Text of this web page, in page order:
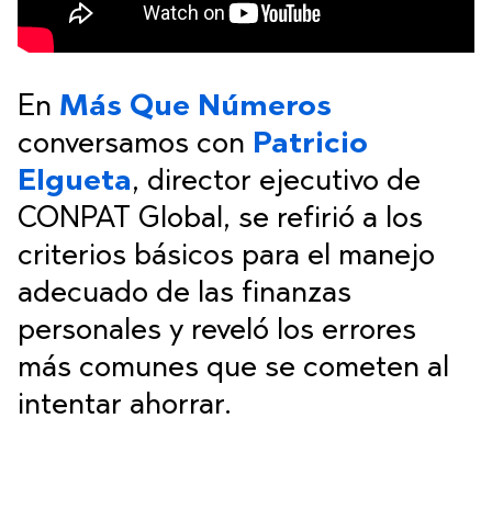
En Más Que Números
conversamos con Patricio
Elgueta, director ejecutivo de
CONPAT Global, se refirió a los
criterios básicos para el manejo
adecuado de las finanzas
personales y reveló los errores
más comunes que se cometen al
intentar ahorrar.